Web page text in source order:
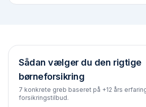
Sådan vælger du den rigtige
børneforsikring
7 konkrete greb baseret på +12 års
forsikringstilbud.